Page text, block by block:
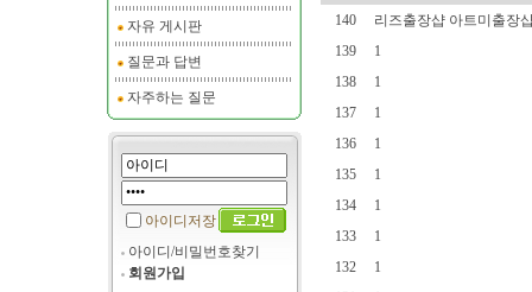
자유 게시판
질문과 답변
자주하는 질문
아이디저장
아이디/비밀번호찾기
회원가입
140
리즈출장샵 아트미출장
139
1
138
1
137
1
136
1
135
1
134
1
133
1
132
1